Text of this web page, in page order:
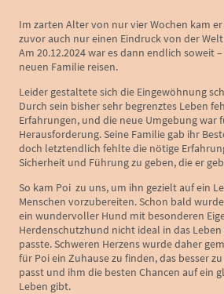
Im zarten Alter von nur vier Wochen kam
zuvor auch nur einen Eindruck von der
Am 20.12.2024 war es dann endlich soweit
neuen Familie reisen.
Leider gestaltete sich die Eingewöhnung
Durch sein bisher sehr begrenztes Leben
Erfahrungen, und die neue Umgebung war
Herausforderung. Seine Familie gab ihr
doch letztendlich fehlte die nötige
Sicherheit und Führung zu geben, die er
So kam Poi zu uns, um ihn gezielt auf ein
Menschen vorzubereiten. Schon bald
ein wundervoller Hund mit besonderen
Herdenschutzhund nicht ideal in das
passte. Schweren Herzens wurde daher
für Poi ein Zuhause zu finden, das besser
passt und ihm die besten Chancen auf ein
Leben gibt.